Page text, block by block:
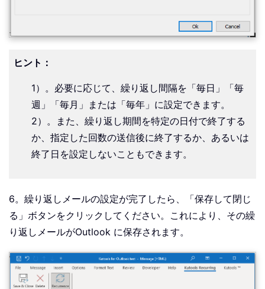
ヒント：
1）。必要に応じて、繰り返し間隔を「毎日」「毎
週」「毎月」または「毎年」に設定できます。
2）。また、繰り返し期間を特定の日付で終了する
か、指定した回数の送信後に終了するか、あるいは
終了日を設定しないこともできます。
6。繰り返しメールの設定が完了したら、「保存して閉じ
る」ボタンをクリックしてください。これにより、その繰
り返しメールがOutlook に保存されます。